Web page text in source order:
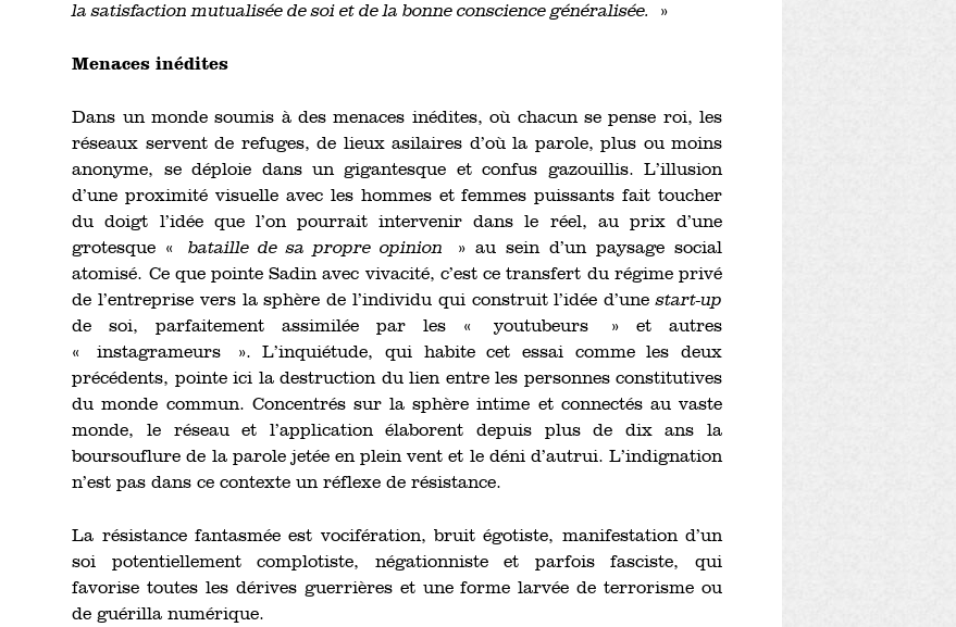
la satisfaction mutualisée de soi et de la bonne conscience généralisée.
»
Menaces inédites
Dans un monde soumis à des menaces inédites, où chacun se pense roi, les
réseaux servent de refuges, de lieux asilaires d’où la parole, plus ou moins
anonyme, se déploie dans un gigantesque et confus gazouillis. L’illusion
d’une proximité visuelle avec les hommes et femmes puissants fait toucher
du doigt l’idée que l’on pourrait intervenir dans le réel, au prix d’une
grotesque «bataille de sa propre opinion » au sein d’un paysage social
atomisé. Ce que pointe Sadin avec vivacité, c’est ce transfert du régime privé
de l’entreprise vers la sphère de l’individu qui construit l’idée d’unestart-up
de soi, parfaitement assimilée par les « youtubeurs » et autres
« instagrameurs ». L’inquiétude, qui habite cet essai comme les deux
précédents, pointe ici la destruction du lien entre les personnes constitutives
du monde commun. Concentrés sur la sphère intime et connectés au vaste
monde, le réseau et l’application élaborent depuis plus de dix ans la
boursouflure de la parole jetée en plein vent et le déni d’autrui. L’indignation
n’est pas dans ce contexte un réflexe de résistance.
La résistance fantasmée est vocifération, bruit égotiste, manifestation d’un
soi potentiellement complotiste, négationniste et parfois fasciste, qui
favorise toutes les dérives guerrières et une forme larvée de terrorisme ou
de guérilla numérique.